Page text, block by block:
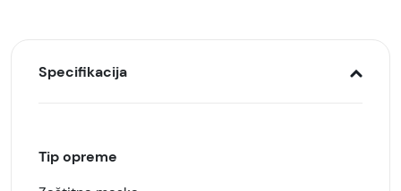
Specifikacija
Tip opreme